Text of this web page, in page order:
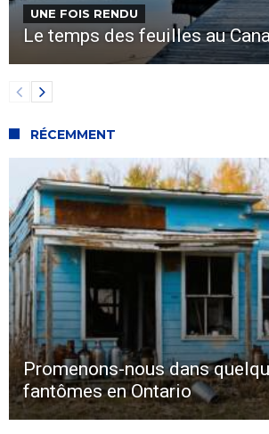
UNE FOIS RENDU
Le temps des feuilles au
RÉCEMMENT
Promenons-nous dans
fantômes en Ontario